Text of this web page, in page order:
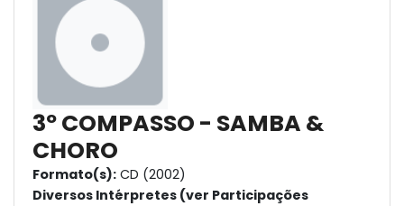
3º COMPASSO - SAMBA &
CHORO
Formato(s): CD (2002)
Diversos Intérpretes (ver Participações